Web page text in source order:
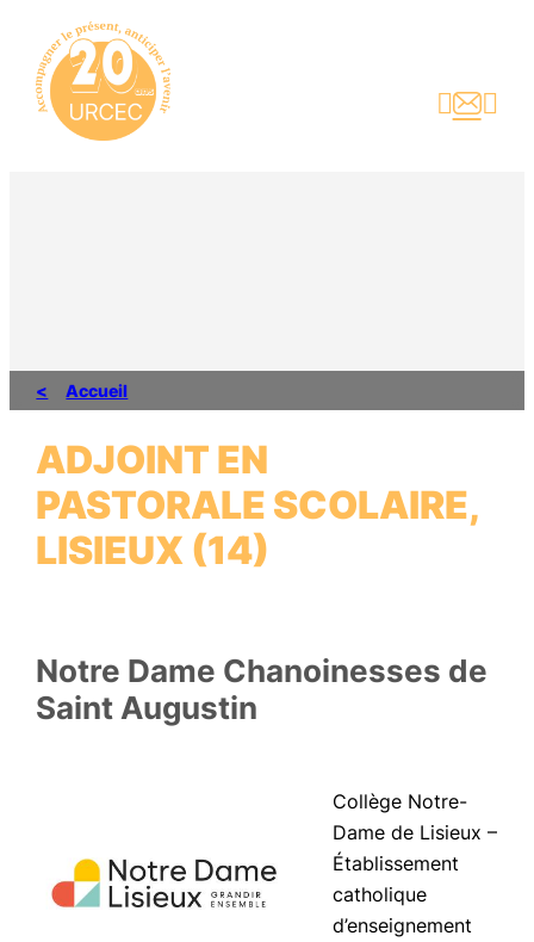
contenu

Accueil
ADJOINT EN
PASTORALE SCOLAIRE,
LISIEUX (14)
Notre Dame Chanoinesses de
Saint Augustin
Collège Notre-
Dame de Lisieux –
Établissement
catholique
d’enseignement